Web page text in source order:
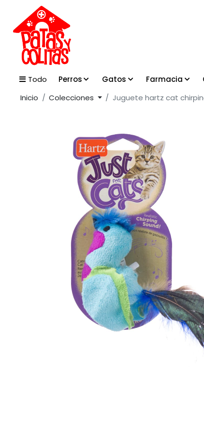
Todo Perros Gatos Farmacia
Inicio
Colecciones Juguete hartz cat